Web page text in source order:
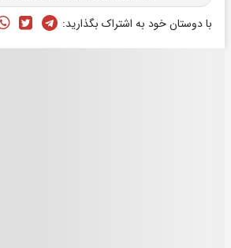
با دوستان خود به اشتراک بگذارید: